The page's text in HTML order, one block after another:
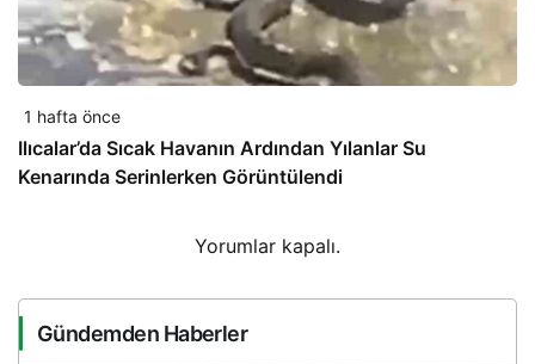
1 hafta önce
Ilıcalar’da Sıcak Havanın Ardından Yılanlar Su
Kenarında Serinlerken Görüntülendi
Yorumlar kapalı.
Gündemden Haberler